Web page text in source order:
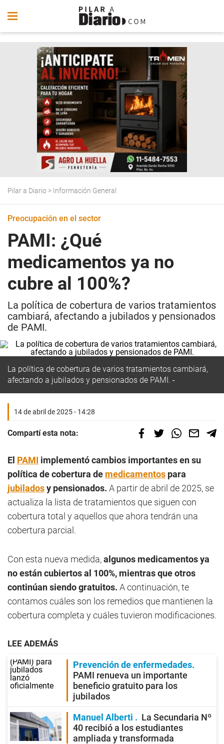
Pilar a Diario > Información General
Preocupación en el sector
PAMI: ¿Qué
medicamentos ya no
cubre al 100%?
La política de cobertura de varios tratamientos
cambiará, afectando a jubilados y pensionados
de PAMI.
La política de cobertura de varios tratamientos cambiará,
afectando a jubilados y pensionados de PAMI.
14 de abril de 2025 - 14:28
Compartí esta nota:
El PAMI implementó cambios importantes en su
política de cobertura de medicamentos para
jubiladosy pensionados. A partir de abril de 2025, se
actualiza la lista de tratamientos que siguen con
cobertura total y aquellos que ahora tendrán una
cobertura parcial.
Con esta nueva medida,algunos medicamentos ya
no están cubiertos al 100%, mientras que otros
continúan siendo gratuitos. A continuación, te
contamos cuáles son los remedios que mantienen la
cobertura completa y cuáles tuvieron modificaciones.
LEE ADEMÁS
Prevención de enfermedades
PAMI renueva un importante
beneficio gratuito para los
jubilados
Manuel Alberti
La Secundaria Nº
40 recibió a los estudiantes
ampliada y transformada